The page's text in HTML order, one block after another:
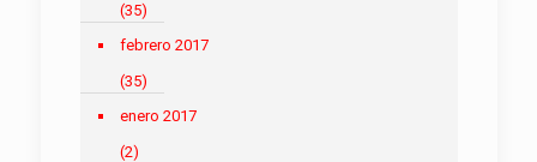
(35)
febrero 2017
(35)
enero 2017
(2)